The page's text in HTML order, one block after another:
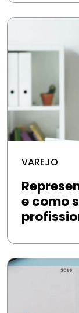
VAREJO
e como